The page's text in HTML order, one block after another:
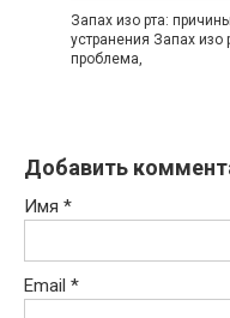
Запах изо рта:
устранения Запах изо
проблема,
Добавить
Имя *
Email *